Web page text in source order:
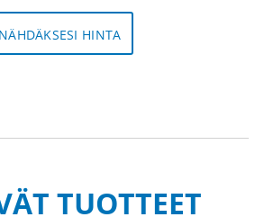
HINTA
TUOTTEET